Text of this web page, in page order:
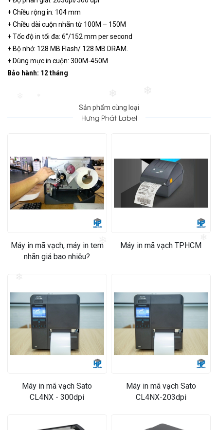
+ Chiều rộng in: 104 mm
+ Chiều dài cuộn nhãn từ 100M – 150M
+ Tốc độ in tối đa: 6”/152 mm per second
+ Bộ nhớ: 128 MB Flash/ 128 MB DRAM.
+ Dùng mực in cuộn: 300M-450M
Bảo hành: 12 tháng
Sản phẩm cùng loại
Hưng Phát Label
Máy in mã vạch, máy in tem
nhãn giá bao nhiêu?
Máy in mã vạch TPHCM
Máy in mã vạch Sato
CL4NX - 300dpi
Máy in mã vạch Sato
CL4NX-203dpi
❄
❄
❄
❄